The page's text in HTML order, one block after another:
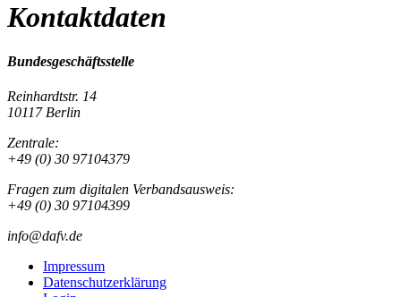
Kontaktdaten
Bundesgeschäftsstelle
Reinhardtstr. 14
10117 Berlin
Zentrale:
+49 (0) 30 97104379
Fragen zum digitalen Verbandsausweis:
+49 (0) 30 97104399
info@dafv.de
Impressum
Datenschutzerklärung